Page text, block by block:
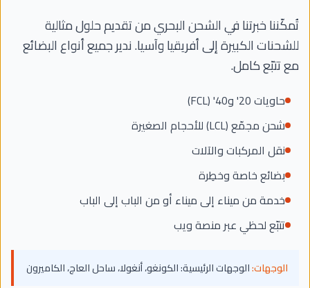
تُمكّننا خبرتنا في الشحن البحري من تقديم حلول مثالية
للشحنات الكبيرة إلى أفريقيا وآسيا. ندير جميع أنواع البضائع
مع تتبّع كامل.
حاويات 20' و40' (FCL)
شحن مجمّع (LCL) للأحجام الصغيرة
نقل المركبات والآلات
بضائع خاصة وخطِرة
خدمة من ميناء إلى ميناء أو من الباب إلى الباب
تتبّع لحظي عبر منصة ويب
الوجهات:الوجهات الرئيسية: الكونغو، أنغولا، ساحل العاج، الكاميرون